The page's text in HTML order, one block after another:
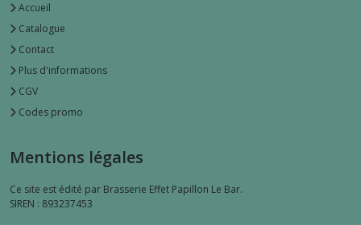
Accueil
Catalogue
Contact
Plus d'informations
CGV
Codes promo
Mentions légales
Ce site est édité par Brasserie Effet Papillon Le Bar.
SIREN : 893237453